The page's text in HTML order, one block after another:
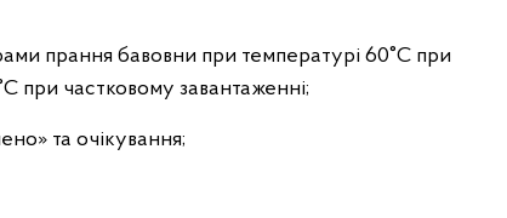
прання бавовни при температурі 60°С при
при частковому завантаженні;
та очікування;